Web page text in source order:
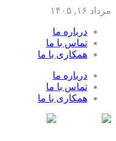
مرداد ۱۶, ۱۴۰۵
درباره ما
تماس با ما
همکاری با ما
درباره ما
تماس با ما
همکاری با ما